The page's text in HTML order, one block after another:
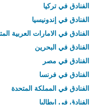
الفنادق في تركيا
الفنادق في إندونيسيا
الفنادق في الامارات العربية
الفنادق في البحرين
الفنادق في مصر
الفنادق في فرنسا
الفنادق في المملكة المتحدة
الفنادق في إيطاليا